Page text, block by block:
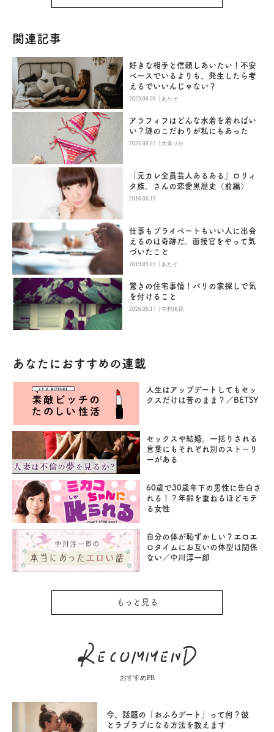
関連記事
好きな相手と信頼しあいたい！不安
ベースでいるよりも、発生したら考
えるでいいんじゃない？
2023.06.06 | あたそ
アラフィフはどんな水着を着ればい
い？謎のこだわりが私にもあった
2025.08.02 |大泉りか
「元カレ全員芸人あるある」ロリィ
タ族。さんの恋愛黒歴史（前編）
2016.06.19
仕事もプライベートもいい人に出会
えるのは奇跡だ。面接官をやって気
づいたこと
2019.09.03 | あたそ
驚きの住宅事情！パリの家探しで気
を付けること
2026.06.17 |中村綾花
あなたにおすすめの連載
人生はアップデートしてもセッ
クスだけは昔のまま？／BETSY
セックスや結婚。一括りされる
言葉にもそれぞれ別のストーリ
ーがある
60歳で30歳年下の男性に告白さ
れる！？年齢を重ねるほどモテ
る女性
自分の体が恥ずかしい？エロエ
ロタイムにお互いの体型は関係
ない／中川淳一郎
もっと見る
おすすめPR
今、話題の「おふろデート」って何？彼
とラブラブになる方法を教えます